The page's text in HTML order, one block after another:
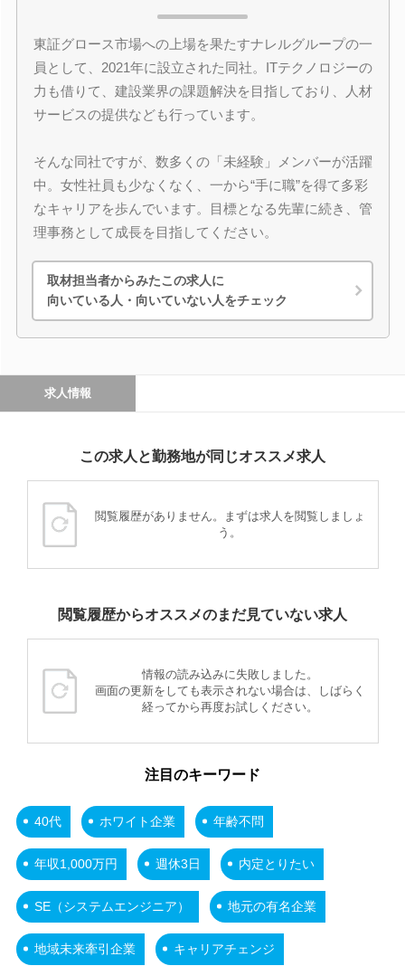
東証グロース市場への上場を果たすナレルグループの一
員として、2021年に設立された同社。ITテクノロジーの
力も借りて、建設業界の課題解決を目指しており、人材
サービスの提供なども行っています。
そんな同社ですが、数多くの「未経験」メンバーが活躍
中。女性社員も少なくなく、一から“手に職”を得て多彩
なキャリアを歩んでいます。目標となる先輩に続き、管
理事務として成長を目指してください。
取材担当者からみたこの求人に
向いている人・向いていない人をチェック
求人情報
この求人と勤務地が同じオススメ求人
閲覧履歴がありません。まずは求人を閲覧しましょ
う。
閲覧履歴からオススメのまだ見ていない求人
情報の読み込みに失敗しました。
画面の更新をしても表示されない場合は、しばらく
経ってから再度お試しください。
注目のキーワード
40代 ホワイト企業 年齢不問
年収1,000万円 週休3日 内定とりたい
SE（システムエンジニア） 地元の有名企業
地域未来牽引企業 キャリアチェンジ